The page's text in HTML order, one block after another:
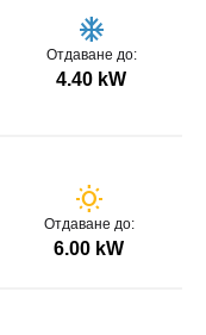
ac_unit
Отдаване до:
4.40 kW
wb_sunny
Отдаване до:
6.00 kW